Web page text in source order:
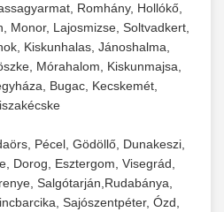
lezáró berendezés
műveletekhez.
tartósítási megoldások.
csomagoló gép
és Gőzpároló +
sütők és gőzpárolók
számára. Nagy
főzőberendezés precíz
sütősütő
+
konyhák számára.
megoldások nagy
+
nagy
Romhány, Hollókő,
Monor, Lajosmizse, Soltvadkert,
Kiskunhalas, Jánoshalma,
Mórahalom, Kiskunmajsa,
Bugac, Kecskemét,
Pécel, Gödöllő, Dunakeszi,
Dorog, Esztergom, Visegrád,
Salgótarján,Rudabánya,
Sajószentpéter, Ózd,